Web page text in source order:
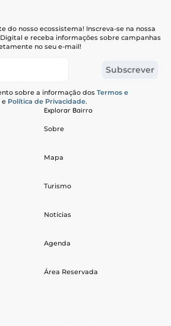
do nosso ecossistema! Inscreva-se na nossa
e receba informações sobre campanhas
no seu e-mail!
Subscrever
sobre a informação dos Termos e
e Política de Privacidade.
Explorar Bairro
Sobre
Mapa
Turismo
Notícias
Agenda
Área Reservada